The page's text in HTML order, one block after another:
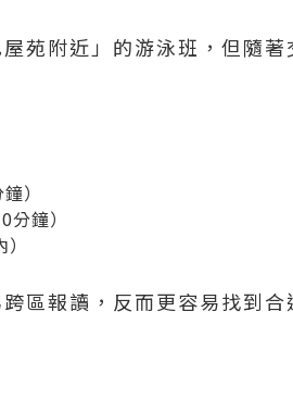
苑附近」的游泳班，但隨
）
鐘）
區報讀，反而更容易找到合